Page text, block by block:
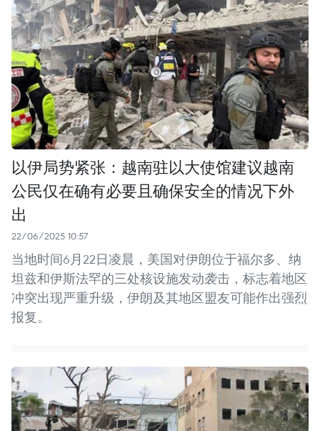
以伊局势紧张：越南驻以大使馆建议越南
公民仅在确有必要且确保安全的情况下外
出
22/06/2025 10:57
当地时间6月22日凌晨，美国对伊朗位于福尔多、纳
坦兹和伊斯法罕的三处核设施发动袭击，标志着地区
冲突出现严重升级，伊朗及其地区盟友可能作出强烈
报复。